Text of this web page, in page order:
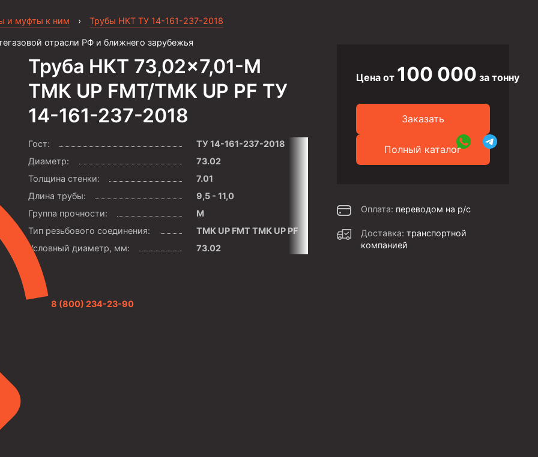
отрасли РФ и ближнего зарубежья
8 (800) 234-23-90
и муфты к ним › Трубы НКТ ТУ 14-161-237-2018
Труба НКТ 73,02×7,01-М
ТМК UP FMT/ТМК UP PF ТУ
14-161-237-2018
Гост:
ТУ 14-161-237-2018
Диаметр:
73.02
Толщина стенки:
7.01
Длина трубы:
9,5 - 11,0
Группа прочности:
М
Тип резьбового соединения:
ТМК UP FMT ТМК UP PF
Условный диаметр, мм:
73.02
Цена от 100 000 за тонну
Заказать
Полный каталог
Оплата: переводом на р/с
Доставка: транспортной
компанией